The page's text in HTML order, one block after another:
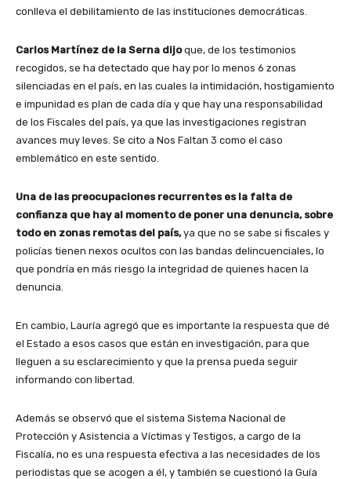
conlleva el debilitamiento de las instituciones democráticas.
Carlos Martínez de la Serna dijoque, de los testimonios
recogidos, se ha detectado que hay por lo menos 6 zonas
silenciadas en el país, en las cuales la intimidación, hostigamiento
e impunidad es plan de cada día y que hay una responsabilidad
de los Fiscales del país, ya que las investigaciones registran
avances muy leves. Se cito a Nos Faltan 3 como el caso
emblemático en este sentido.
Una de las preocupaciones recurrentes es la falta de
confianza que hay al momento de poner una denuncia, sobre
todo en zonas remotas del país,ya que no se sabe si fiscales y
policías tienen nexos ocultos con las bandas delincuenciales, lo
que pondría en más riesgo la integridad de quienes hacen la
denuncia.
En cambio, Lauría agregó que es importante la respuesta que dé
el Estado a esos casos que están en investigación, para que
lleguen a su esclarecimiento y que la prensa pueda seguir
informando con libertad.
Además se observó que el sistema Sistema Nacional de
Protección y Asistencia a Víctimas y Testigos, a cargo de la
Fiscalía, no es una respuesta efectiva a las necesidades de los
periodistas que se acogen a él, y también se cuestionó la Guía